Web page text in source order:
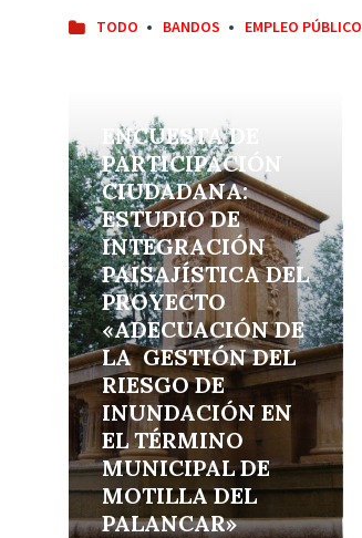
TODO BANDOS EMPLEO PÚBLICO
ENCUESTA DE
PARTICIPACIÓN
CIUDADANA:
ESTUDIO DE
INTEGRACIÓN
PAISAJÍSTICA DEL
PROYECTO
«ADECUACIÓN DE
LA GESTIÓN DEL
RIESGO DE
INUNDACIÓN EN
EL TÉRMINO
MUNICIPAL DE
MOTILLA DEL
PALANCAR»